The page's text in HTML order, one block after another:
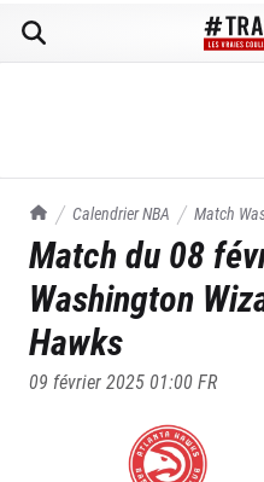
TrashTalk Actu NBA
Calendrier NBA Match
08/02/2025
Match du 08
Washington
Hawks
09 février 2025 01:00FR